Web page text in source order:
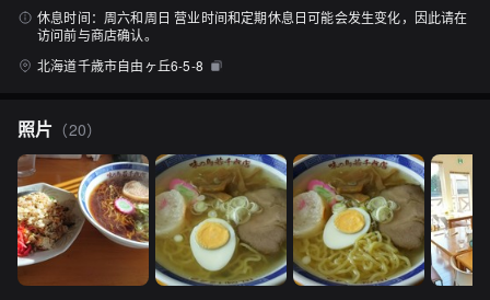
休息时间： 周六和周日 营业时间和定期休息日可能会发生变化，因此请在
访问前与商店确认。
北海道千歳市自由ヶ丘6-5-8
照片 （20）